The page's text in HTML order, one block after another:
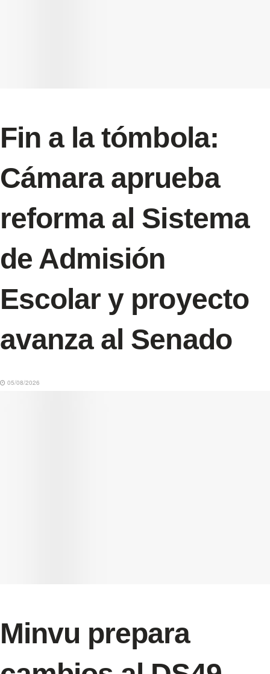
Fin a la tómbola:
Cámara aprueba
reforma al Sistema
de Admisión
Escolar y proyecto
avanza al Senado
05/08/2026
Minvu prepara